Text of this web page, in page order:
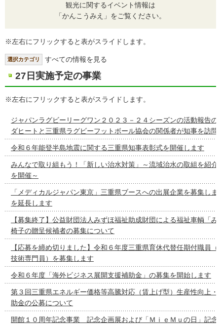
観光に関するイベント情報は
「かんこうみえ」をご覧ください。
※左右にフリックすると表がスライドします。
選択カテゴリ すべての情報を見る
27日実施予定の事業
※左右にフリックすると表がスライドします。
ジャパンラグビーリーグワン２０２３－２４シーズンの活動報告の
ダヒートと三重県ラグビーフットボール協会の関係者が知事を訪問
令和６年能登半島地震に関する三重県知事表彰式を開催します
みんなで取り組もう！「新しい治水対策」～流域治水の取組を紹介
を開催～
「メディカルジャパン東京」三重県ブースへの出展企業を募集し
を延長します
【募集終了】公益財団法人みずほ福祉助成財団による福祉車輌「
椅子の贈呈候補者の募集について
【応募を締め切りました】令和６年度三重県育休代替任期付職員
技術専門員）を募集します
令和６年度「海外ビジネス展開支援補助金」の募集を開始します
第３回三重県エネルギー価格等高騰対応（賃上げ型）生産性向上・
助金の公募について
開館１０周年記念事業 記念企画展および「ＭｉｅＭｕの日」記念